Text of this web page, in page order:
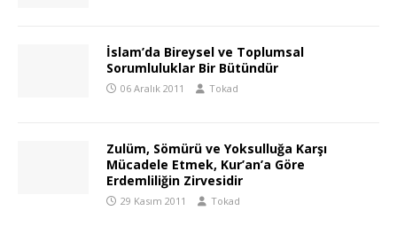
İslam’da Bireysel ve Toplumsal
Sorumluluklar Bir Bütündür
06 Aralık 2011 Tokad
Zulüm, Sömürü ve Yoksulluğa Karşı
Mücadele Etmek, Kur’an’a Göre
Erdemliliğin Zirvesidir
29 Kasım 2011 Tokad